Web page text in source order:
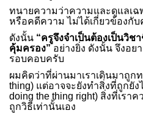
ทนายความว่าความและดูแลเ
หรือคดีความ ไม่ได้เกี่ยวข้องกั
ดังนั้น “ครูจึงจำเป็นต้องเป็นวิ
คุ้มครอง” อย่างยิ่ง ดังนั้น จึงอ
รอบคอบครับ
ผมคิดว่าที่ผ่านมาเราเดินมาถูก
thing) แต่อาจจะยังทำสิ่งที่ถูกยั
doing the thing right) สิ่งที่เรา
ถูกวิธีเท่านั้นเอง